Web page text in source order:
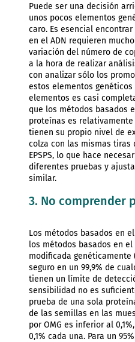
Puede ser una decisión
unos pocos elementos
caro. Es esencial
en el ADN requieren
variación del número de
a la hora de realizar
con analizar sólo los
estos elementos
elementos es casi
que los métodos basados
proteínas es
tienen su propio nivel de
colza con las mismas tiras
EPSPS, lo que hace
diferentes pruebas y
similar.
3. No comprender
Los métodos basados en
los métodos basados en
modificada genéticamente
seguro en un 99,9% de
tienen un límite de
sensibilidad no es
prueba de una sola
de las semillas en las
por OMG es inferior al
0,1% cada una. Para un